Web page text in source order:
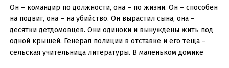
Он – командир по должности, она – по жизни. Он – способен
на подвиг, она – на убийство. Он вырастил сына, она –
десятки детдомовцев. Они одиноки и вынуждены жить под
одной крышей. Генерал полиции в отставке и его теща –
сельская учительница литературы. В маленьком домике